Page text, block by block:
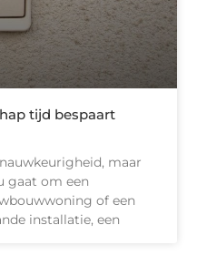
tijd bespaart
maar
gaat om een
of een
installatie, een